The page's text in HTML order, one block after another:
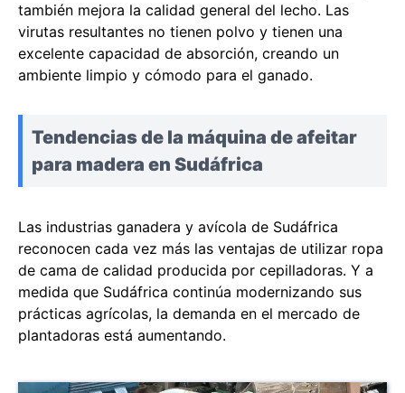
también mejora la calidad general del lecho. Las
virutas resultantes no tienen polvo y tienen una
excelente capacidad de absorción, creando un
ambiente limpio y cómodo para el ganado.
Tendencias de la máquina de afeitar
para madera en Sudáfrica
Las industrias ganadera y avícola de Sudáfrica
reconocen cada vez más las ventajas de utilizar ropa
de cama de calidad producida por cepilladoras. Y a
medida que Sudáfrica continúa modernizando sus
prácticas agrícolas, la demanda en el mercado de
plantadoras está aumentando.